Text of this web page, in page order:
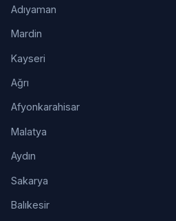
Adıyaman
Mardin
Kayseri
Ağrı
Afyonkarahisar
Malatya
Aydın
Sakarya
Balıkesir